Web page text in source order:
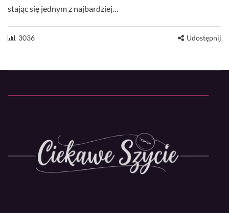
stając się jednym z najbardziej…
3036 Udostępnij